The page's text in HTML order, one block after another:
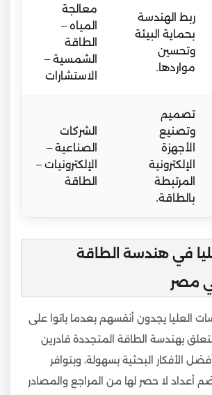
ربط الهندسة
بحماية البيئة
وتحسين
مواردها.
معالجة
المياه –
الطاقة
الشمسية –
الاستشارات
تصميم
وتصنيع
الأجهزة
الإلكترونية
المرتبطة
بالطاقة.
الشركات
الصناعية –
الإلكترونيات –
الطاقة
في هندسة الطاقة
مصر
العليا يجدون أنفسهم بعدما باتوا على
بهندسة الطاقة المتجددة قادرين
الأفكار البحثية بسهولة، وبتوافر
أعداد لا حصر لها من المراجع والمصادر